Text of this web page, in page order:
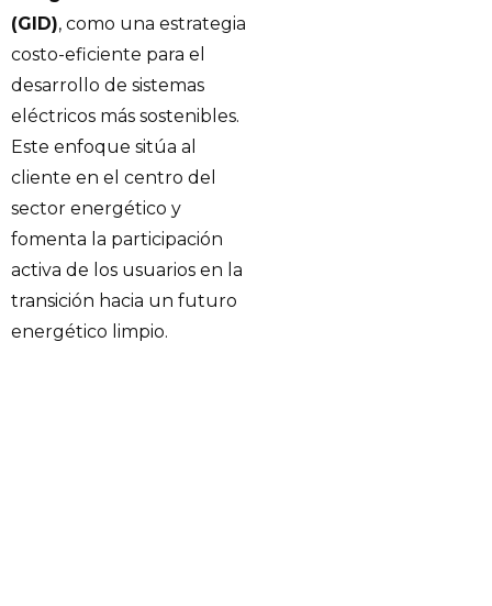
(GID), como una estrategia
costo-eficiente para el
desarrollo de sistemas
eléctricos más sostenibles.
Este enfoque sitúa al
cliente en el centro del
sector energético y
fomenta la participación
activa de los usuarios en la
transición hacia un futuro
energético limpio.